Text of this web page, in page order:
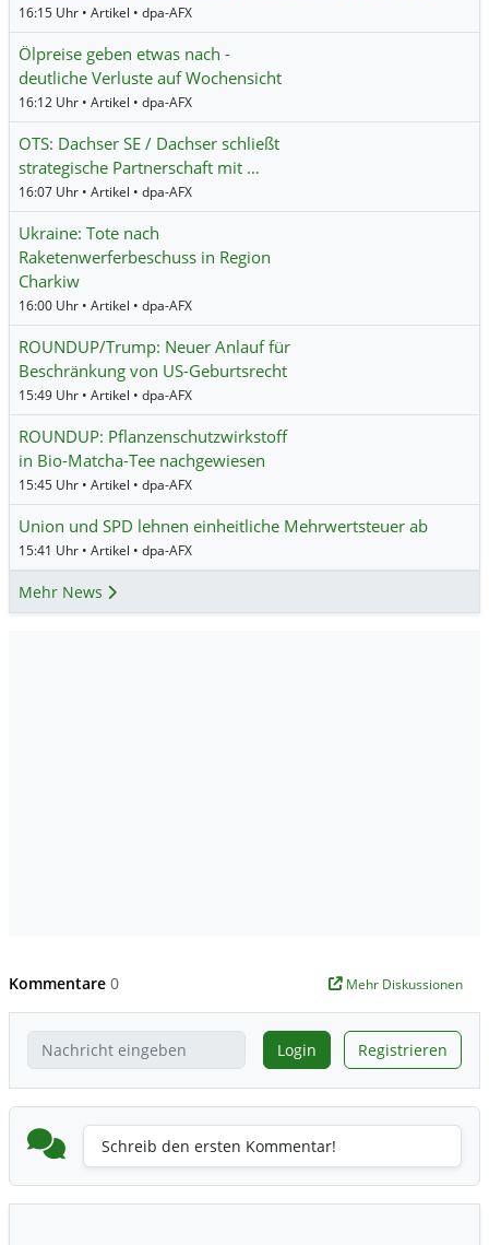
16:15 Uhr • Artikel • dpa-AFX
Ölpreise geben etwas nach -
deutliche Verluste auf Wochensicht
16:12 Uhr • Artikel • dpa-AFX
OTS: Dachser SE / Dachser schließt
strategische Partnerschaft mit …
16:07 Uhr • Artikel • dpa-AFX
Ukraine: Tote nach
Raketenwerferbeschuss in Region
Charkiw
16:00 Uhr • Artikel • dpa-AFX
ROUNDUP/Trump: Neuer Anlauf für
Beschränkung von US-Geburtsrecht
15:49 Uhr • Artikel • dpa-AFX
ROUNDUP: Pflanzenschutzwirkstoff
in Bio-Matcha-Tee nachgewiesen
15:45 Uhr • Artikel • dpa-AFX
Union und SPD lehnen einheitliche Mehrwertsteuer ab
15:41 Uhr • Artikel • dpa-AFX
Mehr News
Kommentare 0 Mehr Diskussionen
Login Registrieren
Schreib den ersten Kommentar!